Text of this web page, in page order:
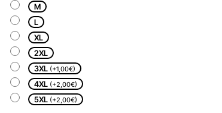
M
L
XL
2XL
3XL (+1,00€)
4XL (+2,00€)
5XL (+2,00€)